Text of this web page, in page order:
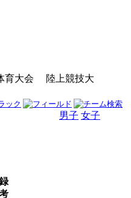
育大会 陸上競技大
男子 女子